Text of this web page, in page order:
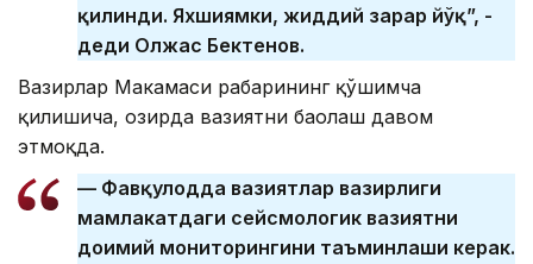
қилинди. Яхшиямки, жиддий зарар йўқ”, -
деди Олжас Бектенов.
Вазирлар Маҳкамаси раҳбарининг қўшимча
қилишича, ҳозирда вазиятни баҳолаш давом
этмоқда.
— Фавқулодда вазиятлар вазирлиги
мамлакатдаги сейсмологик вазиятни
доимий мониторингини таъминлаши керак.